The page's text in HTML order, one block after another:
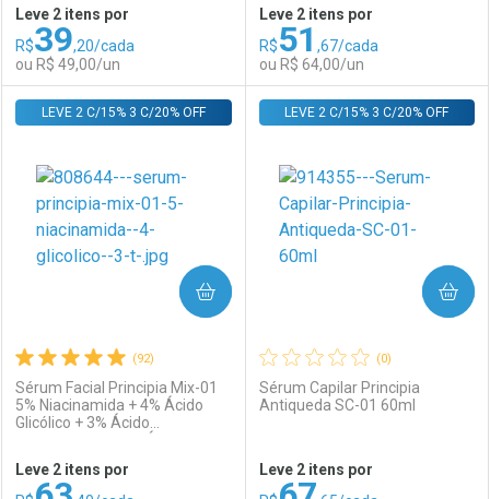
Comprar sem Desconto
Por R$ 60,24/cada
Comprar sem Desconto
Por R$ 60,24/cada
Comprar sem Desconto
Por R$ 59,00/cada
Comprar sem Desconto
Por R$ 59,00/cada
Leve 2 itens por
R$39,20/cada
ou R$ 49,00/un
FECHAR
Laboratório
Ativar Desconto
FECHAR
Por Menos
Comprar sem Desconto
Leve 2 itens por
R$51 ,67/cada
ou R$ 64,00/un
Laboratório
Por Menos
Comprar sem Desconto
(92)
Sérum Facial Principia Mix-01
5% Niacinamida + 4% Ácido
Glicólico + 3% Ácido
LEVE 2 C/15% 3 C/20% OFF
Leve 2 itens por
COMPRAR
(0)
Sérum Capilar Principia
Antiqueda SC-01 60ml
LEVE 2 C/15% 3 C/20% OFF
Leve 2 itens por
COMPRAR